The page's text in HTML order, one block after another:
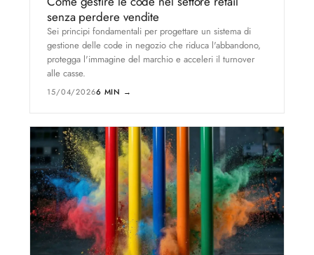
senza perdere vendite
Sei principi fondamentali per progettare un sistema di
gestione delle code in negozio che riduca l'abbandono,
protegga l'immagine del marchio e acceleri il turnover
alle casse.
15/04/20266 MIN →